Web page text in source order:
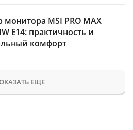
монитора MSI PRO MAX
E14: практичность и
комфорт
ЕЩЕ